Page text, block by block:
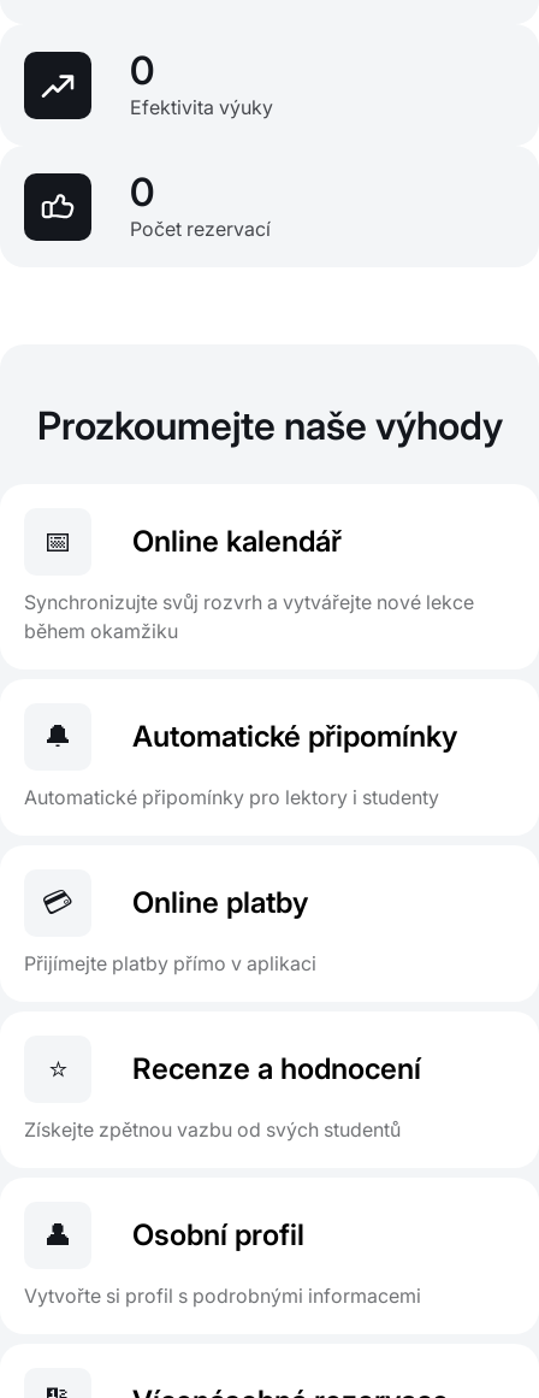
0
Efektivita výuky
0
Počet rezervací
Prozkoumejte naše výhody
📅 Online kalendář
Synchronizujte svůj rozvrh a vytvářejte nové lekce
během okamžiku
🔔 Automatické připomínky
Automatické připomínky pro lektory i studenty
💳 Online platby
Přijímejte platby přímo v aplikaci
⭐ Recenze a hodnocení
Získejte zpětnou vazbu od svých studentů
👤 Osobní profil
Vytvořte si profil s podrobnými informacemi